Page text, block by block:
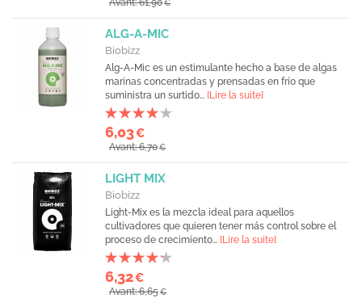
Avant: 61,90€
ALG-A-MIC
Biobizz
Alg-A-Mic es un estimulante hecho a base de algas
marinas concentradas y prensadas en frío que
suministra un surtido... [Lire la suite]
6,03€
Avant: 6,70€
LIGHT MIX
Biobizz
Light-Mix es la mezcla ideal para aquellos
cultivadores que quieren tener más control sobre el
proceso de crecimiento... [Lire la suite]
6,32€
Avant: 6,65€